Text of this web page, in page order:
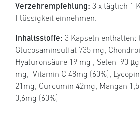
Verzehrempfehlung: 3 x täglich 1
Flüssigkeit einnehmen.
Inhaltsstoffe: 3 Kapseln enthalten:
Glucosaminsulfat 735 mg,
Hyaluronsäure 19 mg , Selen 90 µg
mg, Vitamin C 48mg (60%),
21mg, Curcumin 42mg, Mangan
0,6mg (60%)